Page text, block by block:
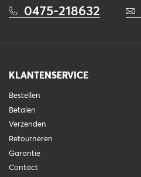
0475-218632
KLANTENSERVICE
Bestellen
Betalen
Verzenden
Retourneren
Garantie
Contact